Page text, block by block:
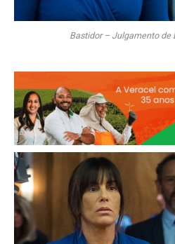
Bastidor – Julgamento de